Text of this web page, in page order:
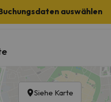
auswählen
Siehe Karte